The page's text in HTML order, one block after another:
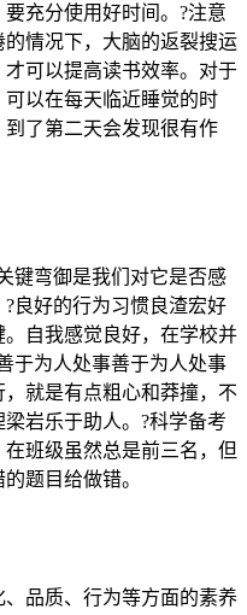
充分使用好时间。?注意
情况下，大脑的返裂搜运
可以提高读书效率。对于
以在每天临近睡觉的时
了第二天会发现很有作
键弯御是我们对它是否感
良好的行为习惯良渣宏好
自我感觉良好，在学校并
于为人处事善于为人处事
就是有点粗心和莽撞，不
岩乐于助人。?科学备考
班级虽然总是前三名，但
题目给做错。
品质、行为等方面的素养